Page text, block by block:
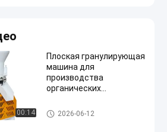
00:14
Плоская гранулирующая
машина для
производства
органических
мощностью 1-4 тонны в
час и скоростью
гранулятор органического уд
обрения
2026-06-12